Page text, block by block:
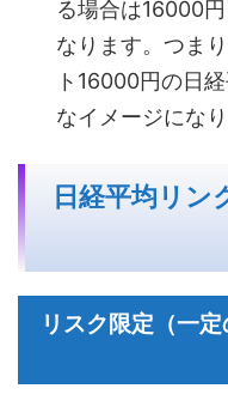
る場合は16000
なります。つま
ト16000円の日
なイメージになり
日経平均リン
リスク限定（一